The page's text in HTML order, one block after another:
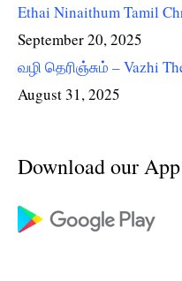
Ethai Ninaithum Tamil
September 20, 2025
வழி தெரிஞ்சும் – Vazhi
August 31, 2025
Download our App